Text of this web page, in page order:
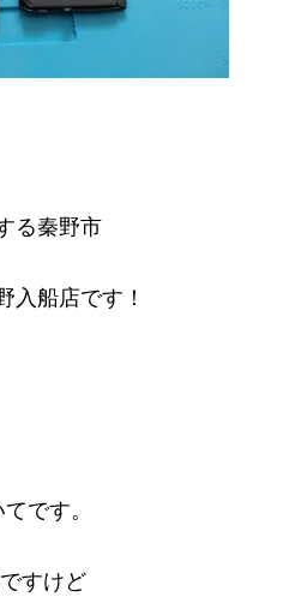
る秦野市
入船店です！
です。
すけど